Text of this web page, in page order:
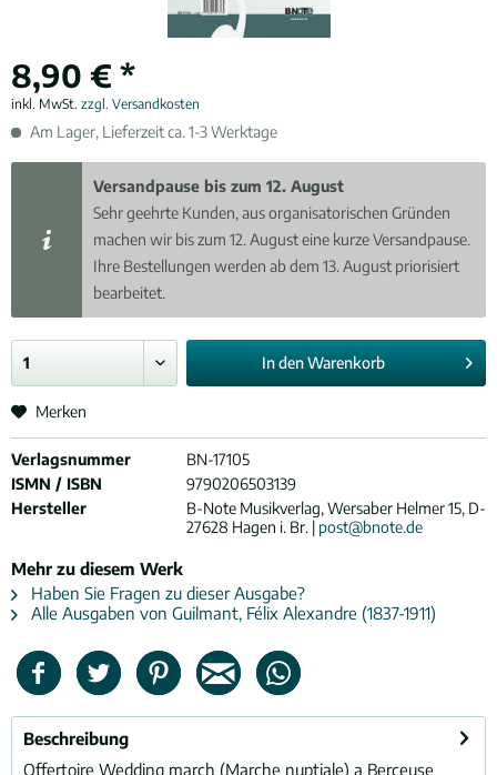
8,90 € *
inkl. MwSt. zzgl. Versandkosten
Am Lager, Lieferzeit ca. 1-3 Werktage
Versandpause bis zum 12. August
Sehr geehrte Kunden, aus organisatorischen Gründen
machen wir bis zum 12. August eine kurze Versandpause.
Ihre Bestellungen werden ab dem 13. August priorisiert
bearbeitet.
In denWarenkorb
Merken
Verlagsnummer
BN-17105
ISMN / ISBN
9790206503139
Hersteller
B-Note Musikverlag, Wersaber Helmer 15, D-
27628 Hagen i. Br. | post@bnote.de
Mehr zu diesem Werk
Haben Sie Fragen zu dieser Ausgabe?
Alle Ausgaben von Guilmant, Félix Alexandre (1837-1911)
Beschreibung
Offertoire Wedding march (Marche nuptiale) a Berceuse